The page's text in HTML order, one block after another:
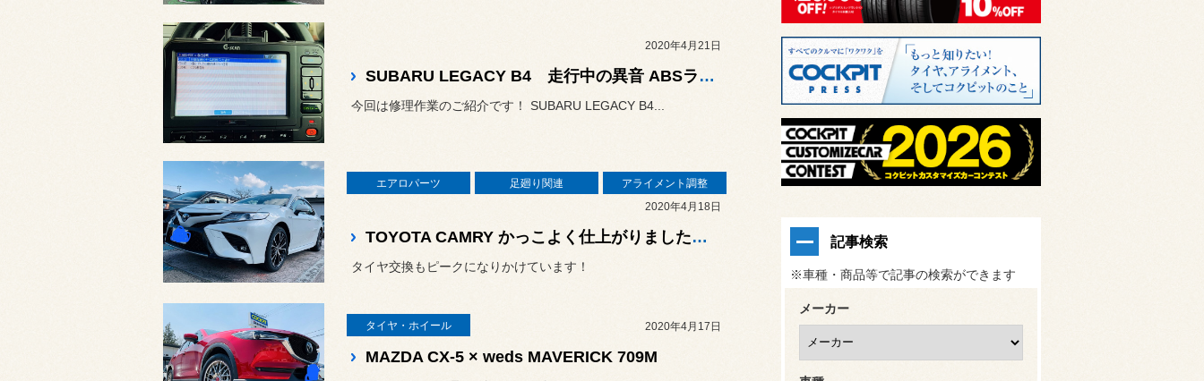
2020年4月21日
SUBARU LEGACY B4 走行中の異音 ABSランプ点灯
今回は修理作業のご紹介です！ SUBARU LEGACY B4...
エアロパーツ 足廻り関連
アライメント調整
2020年4月18日
TOYOTA CAMRY かっこよく仕上がりました！！
タイヤ交換もピークになりかけています！
タイヤ・ホイール 2020年4月17日
MAZDA CX-5 × weds MAVERICK 709M
記事検索
※車種・商品等で記事の検索ができます
メーカー